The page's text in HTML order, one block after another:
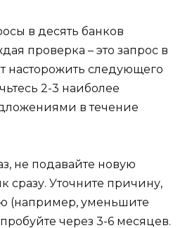
в десять банков
проверка – это запрос в
насторожить следующего
2-3 наиболее
в течение
не подавайте новую
сразу. Уточните причину,
(например, уменьшите
через 3-6 месяцев.